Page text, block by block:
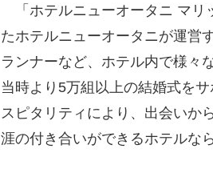
「ホテルニューオータニ マリ
たホテルニューオータニが運営
ランナーなど、ホテル内で様々
当時より5万組以上の結婚式を
スピタリティにより、出会いか
涯の付き合いができるホテルな